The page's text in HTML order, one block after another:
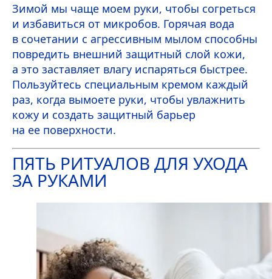
Зимой мы чаще моем руки, чтобы согреться
и избавиться от микробов. Горячая вода
в сочетании с агрессивным мылом способны
повредить внешний защитный слой кожи,
а это заставляет влагу испаряться быстрее.
Пользуйтесь специальным кремом каждый
раз, когда вымоете руки, чтобы увлажнить
кожу и создать защитный барьер
на ее поверхности.
ПЯТЬ РИТУАЛОВ ДЛЯ УХОДА
ЗА РУКАМИ